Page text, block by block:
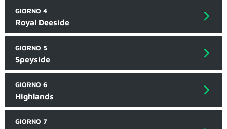
GIORNO 4
Royal Deeside
GIORNO 5
Speyside
GIORNO 6
Highlands
GIORNO 7